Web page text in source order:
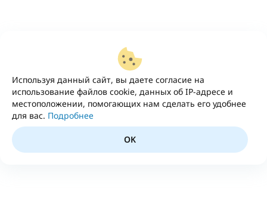
Используя данный сайт, вы даете согласие на
использование файлов cookie, данных об IP-адресе и
местоположении, помогающих нам сделать его удобнее
для вас. Подробнее
OK